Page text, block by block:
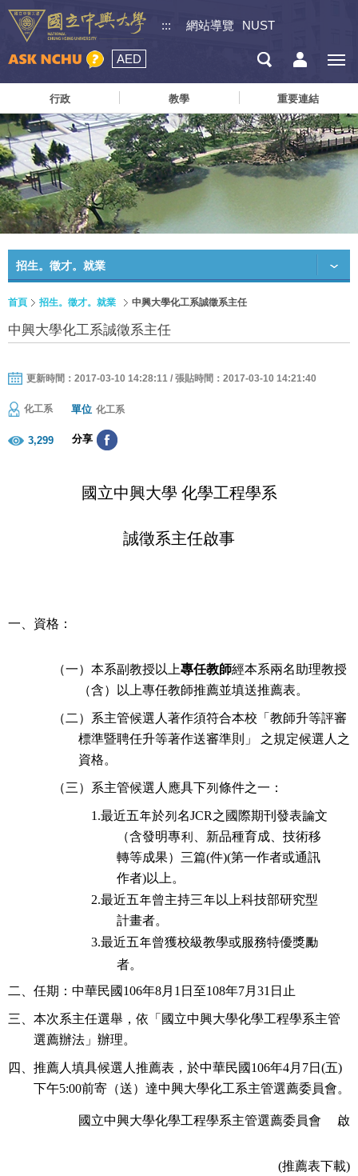
::: 網站導覽 NUST
AED
行政 教學 重要連結
招生。徵才。就業
首頁 招生。徵才。就業 中興大學化工系誠徵系主任
中興大學化工系誠徵系主任
更新時間：2017-03-10 14:28:11 / 張貼時間：2017-03-10 14:21:40
化工系 單位 化工系
3,299 分享
國立中興大學 化學工程學系
誠徵系主任啟事
一、 資格：
（一） 本系副教授以上專任教師經本系兩名助理教授
（含）以上專任教師推薦並填送推薦表。
（二） 系主管候選人著作須符合本校「教師升等評審
標準暨聘任升等著作送審準則」 之規定候選人之
資格。
（三） 系主管候選人應具下列條件之一：
1.最近五年於列名JCR之國際期刊發表論文
（含發明專利、新品種育成、技術移
轉等成果）三篇(件)(第一作者或通訊
作者)以上。
2.最近五年曾主持三年以上科技部研究型
計畫者。
3.最近五年曾獲校級教學或服務特優獎勵
者。
二、 任期：中華民國106年8月 1 日至108年7月 31 日止
三、 本次系主任選舉，依「國立中興大學化學工程學系主管
選薦辦法」辦理。
四、 推薦人填具候選人推薦表，於中華民國106年4月 7日 (五)
下午5:00前寄（送）達中興大學化工系主管選薦委員會。
國立中興大學化學工程學系主管選薦委員會 啟
(推薦表下載)